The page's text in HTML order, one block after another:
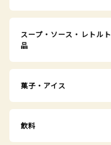
スープ・ソース・レトルト
品
菓子・アイス
飲料